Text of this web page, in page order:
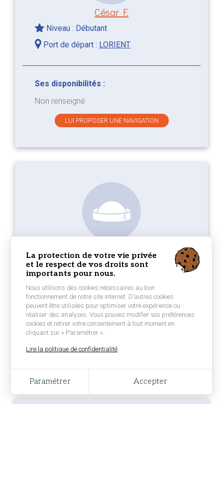
César F.
Niveau : Débutant
Port de départ : LORIENT
Ses disponibilités :
Non renseigné
LUI PROPOSER UNE NAVIGATION
Niveau : Débutant
Ses disponibilités :
Non renseigné
La protection de votre vie privée
et le respect de vos droits sont
importants pour nous.
Nous utilisons des cookies nécessaires au bon
fonctionnement de notre site internet. D’autres cookies
peuvent être utilisées pour optimiser votre expérience ou
réaliser des analyses. Vous pouvez modifier vos préférences
cookies et retirer votre consentement à tout moment en
cliquant sur « Paramétrer ».
Lire la politique de confidentialité
Paramétrer Accepter